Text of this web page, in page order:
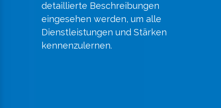
detaillierte Beschreibungen
eingesehen werden, um alle
Dienstleistungen und Stärken
kennenzulernen.